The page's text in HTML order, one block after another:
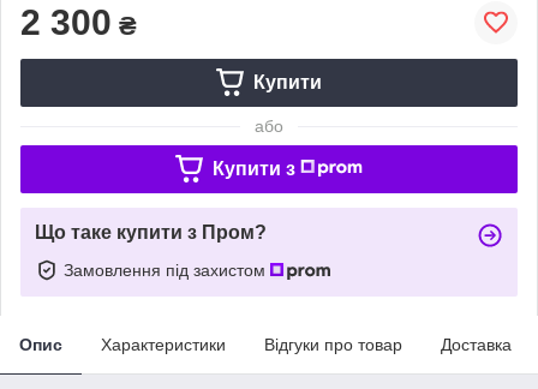
2 300 ₴
Купити
або
Купити з
Що таке купити з Пром?
Замовлення під захистом
Опис Характеристики Відгуки про товар Доставка